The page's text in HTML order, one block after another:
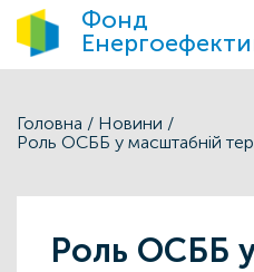
Фонд
Головна / Новини /
Роль ОСББ